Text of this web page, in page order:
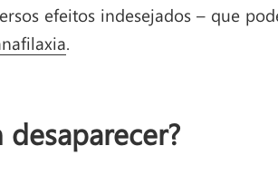
efeitos indesejados – que
.